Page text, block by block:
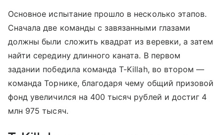
Основное испытание прошло в несколько этапов.
Сначала две команды с завязанными глазами
должны были сложить квадрат из веревки, а затем
найти середину длинного каната. В первом
задании победила команда T-Killah, во втором —
команда Торнике, благодаря чему общий призовой
фонд увеличился на 400 тысяч рублей и достиг 4
млн 975 тысяч.